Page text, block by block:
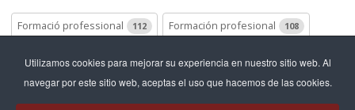
Utilizamos cookies para mejorar su experiencia en nuestro sitio web. Al
navegar por este sitio web, aceptas el uso que hacemos de las cookies.
Formació professional 112 Formación profesional 108
Batxillerat Bachillerato Pastoral
Bachillerato internacional 46